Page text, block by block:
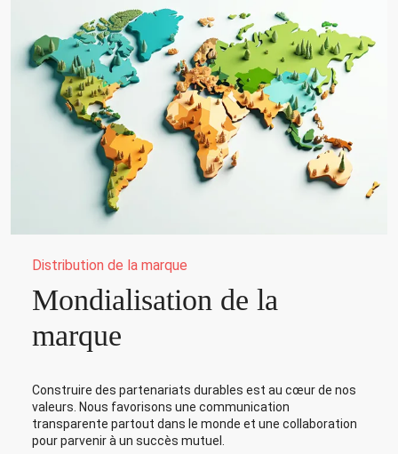
Distribution de la marque
Mondialisation de la
marque
Construire des partenariats durables est au cœur de nos
valeurs. Nous favorisons une communication
transparente partout dans le monde et une collaboration
pour parvenir à un succès mutuel.